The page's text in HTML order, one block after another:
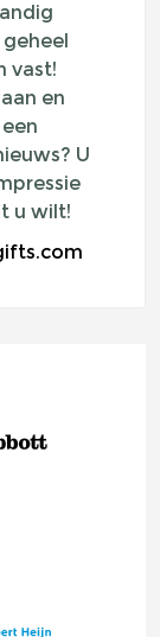
vast!
en
U
u wilt!